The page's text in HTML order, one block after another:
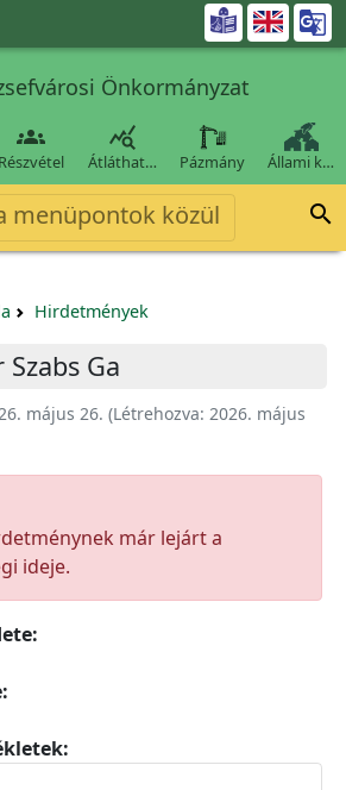

Önkormányzat

Részvétel

Átláthat… Pázmány Állami k…
menüpontok közül 
Hirdetmények
Szabs Ga
május 26. (Létrehozva: 2026. május
már lejárt a
ideje.